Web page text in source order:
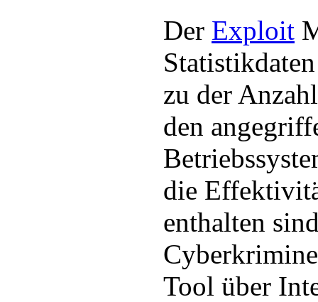
Der Exploit
zu der
den
die
enthalten
Tool über